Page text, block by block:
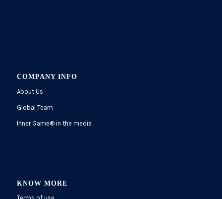
COMPANY INFO
About Us
Global Team
Inner Game®in the media
KNOW MORE